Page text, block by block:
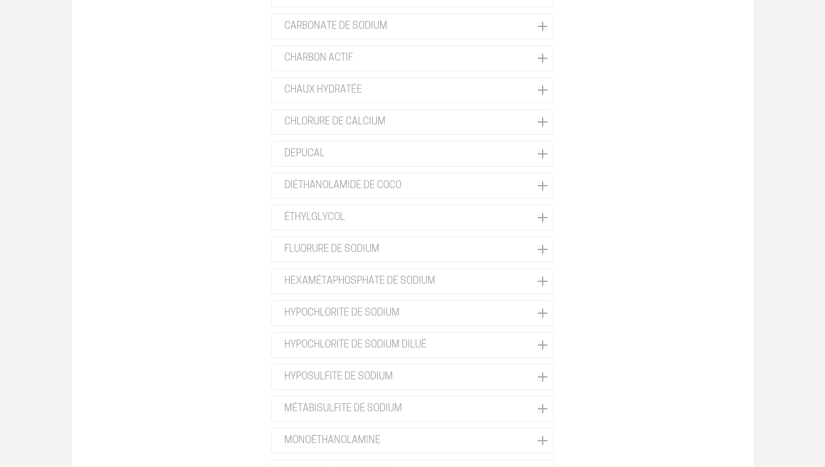
CARBONATE DE SODIUM
CHARBON ACTIF
CHAUX HYDRATÉE
CHLORURE DE CALCIUM
DEPUCAL
DIÉTHANOLAMIDE DE COCO
ÉTHYLGLYCOL
FLUORURE DE SODIUM
HEXAMÉTAPHOSPHATE DE SODIUM
HYPOCHLORITE DE SODIUM
HYPOCHLORITE DE SODIUM DILUÉ
HYPOSULFITE DE SODIUM
MÉTABISULFITE DE SODIUM
MONOÉTHANOLAMINE